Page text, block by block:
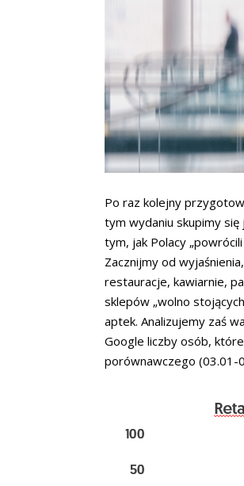
Po raz kolejny
tym wydaniu skupimy się
tym, jak Polacy
Zacznijmy od
restauracje, kawiarnie,
sklepów „wolno
aptek. Analizujemy zaś
Google liczby osób,
porównawczego (03.01-